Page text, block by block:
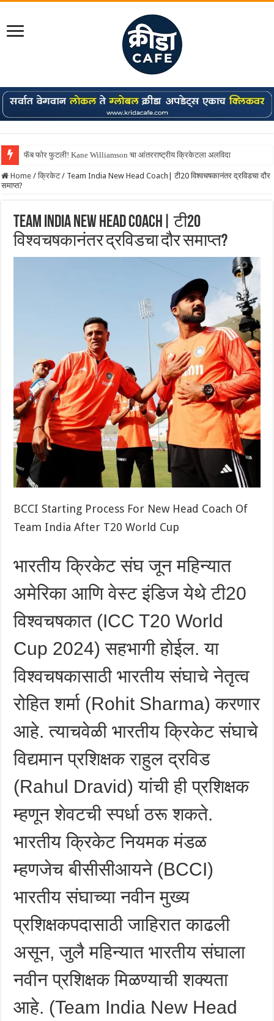
फॅब फोर फुटली! Kane Williamson चा आंतरराष्ट्रीय क्रिकेटला अलविदा
Shreyas Iyer कॅप्टन झाला! टी20 ची पुन्हा मुंबईकराच्या खांद्यावर, एशियन गेम्स…
Home / क्रिकेट / Team India New Head Coach| टी20 विश्वचषकानंतर द्रविडचा दौर
समाप्त?
Team India New Head Coach| टी20
विश्वचषकानंतर द्रविडचा दौर समाप्त?
BCCI Starting Process For New Head Coach Of
Team India After T20 World Cup
भारतीय क्रिकेट संघ जून महिन्यात
अमेरिका आणि वेस्ट इंडिज येथे टी20
विश्वचषकात (ICC T20 World
Cup 2024) सहभागी होईल. या
विश्वचषकासाठी भारतीय संघाचे नेतृत्व
रोहित शर्मा (Rohit Sharma) करणार
आहे. त्याचवेळी भारतीय क्रिकेट संघाचे
विद्यमान प्रशिक्षक राहुल द्रविड
(Rahul Dravid) यांची ही प्रशिक्षक
म्हणून शेवटची स्पर्धा ठरू शकते.
भारतीय क्रिकेट नियमक मंडळ
म्हणजेच बीसीसीआयने (BCCI)
भारतीय संघाच्या नवीन मुख्य
प्रशिक्षकपदासाठी जाहिरात काढली
असून, जुलै महिन्यात भारतीय संघाला
नवीन प्रशिक्षक मिळण्याची शक्यता
आहे. (Team India New Head